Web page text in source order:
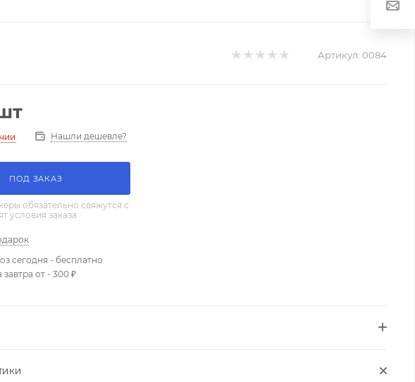
Артикул: 0084
Нашли дешевле?
ПОД ЗАКАЗ
обязательно свяжутся с
условия заказа
сегодня - бесплатно
завтра от - 300 ₽